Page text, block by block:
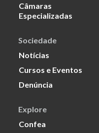
Câmaras
Especializadas
Sociedade
Notícias
Cursos e Eventos
Denúncia
Explore
Confea